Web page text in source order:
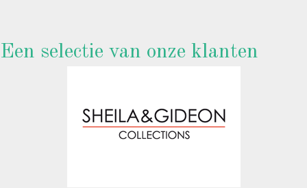
Een selectie van onze klanten